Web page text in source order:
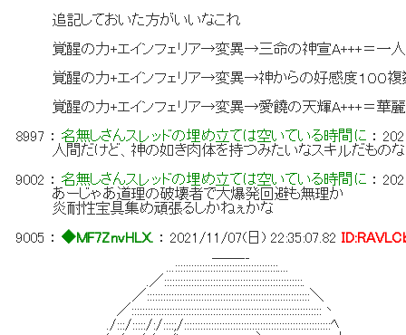
追記しておいた方がいいなこれ
覚醒の力+エインフェリア→変異→三命の神宣A+++＝一人
覚醒の力+エインフェリア→変異→神からの好感度１００
覚醒の力+エインフェリア→変異→愛饒の天輝A+++＝華
8997 ：名無しさんスレッドの埋め立ては空いている時間に ：
人間だけど、神の如き肉体を持つみたいなスキルだものな
9002 ：名無しさんスレッドの埋め立ては空いている時間に ：
あーじゃあ道理の破壊者で大爆発回避も無理か
炎耐性宝具集め頑張るしかねぇかな
9005 ：◆MF7ZnvHLX. ：2021/11/07(日) 22:35:07.82
...::::::::::::::::::::::::::::::::::::::....
.／:::::::::::::::::::::::::::::::::::::::::::::::::::.
／::::::::::::::::::::::::::::::::::::::::::::::::::::::::::::＼
／::::::::::::::::::::::::::::::::::::::::::::::::::::::::::::::::::::::丶
./:::/:::::/:/::::;/::::::::::::::::::::::::::::::::::::::::::::::::::::::ﾍ